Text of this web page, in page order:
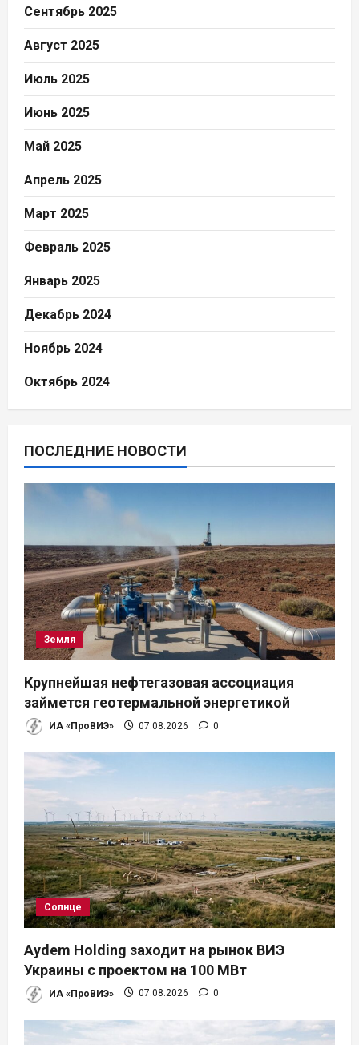
Сентябрь 2025
Август 2025
Июль 2025
Июнь 2025
Май 2025
Апрель 2025
Март 2025
Февраль 2025
Январь 2025
Декабрь 2024
Ноябрь 2024
Октябрь 2024
ПОСЛЕДНИЕ НОВОСТИ
Земля
Крупнейшая нефтегазовая ассоциация
займется геотермальной энергетикой
ИА «ПроВИЭ» 07.08.2026 0
Солнце
Aydem Holding заходит на рынок ВИЭ
Украины с проектом на 100 МВт
ИА «ПроВИЭ» 07.08.2026 0